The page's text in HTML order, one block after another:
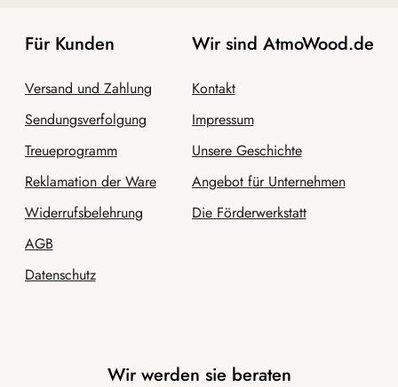
Für Kunden
Versand und Zahlung
Sendungsverfolgung
Treueprogramm
Reklamation der Ware
Widerrufsbelehrung
AGB
Datenschutz
Wir sind AtmoWood.de
Kontakt
Impressum
Unsere Geschichte
Angebot für Unternehmen
Die Förderwerkstatt
Wir werden sie beraten